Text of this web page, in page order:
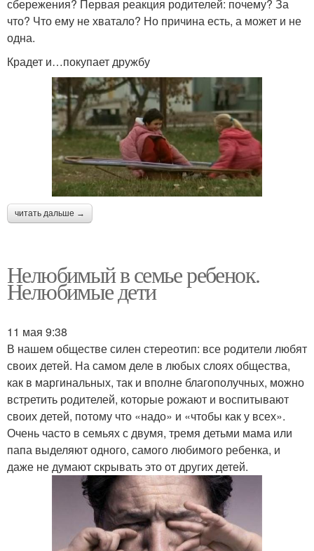
сбережения? Первая реакция родителей: почему? За
что? Что ему не хватало? Но причина есть, а может и не
одна.
Крадет и…покупает дружбу
читать дальше →
Нелюбимый в семье ребенок.
Нелюбимые дети
11 мая 9:38
В нашем обществе силен стереотип: все родители любят
своих детей. На самом деле в любых слоях общества,
как в маргинальных, так и вполне благополучных, можно
встретить родителей, которые рожают и воспитывают
своих детей, потому что «надо» и «чтобы как у всех».
Очень часто в семьях с двумя, тремя детьми мама или
папа выделяют одного, самого любимого ребенка, и
даже не думают скрывать это от других детей.